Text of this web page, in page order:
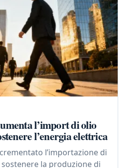
l’import di olio
l’energia elettrica
l’importazione di
la produzione di